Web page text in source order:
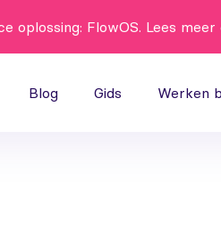
oplossing: FlowOS. Lees meer
Blog Gids Werken